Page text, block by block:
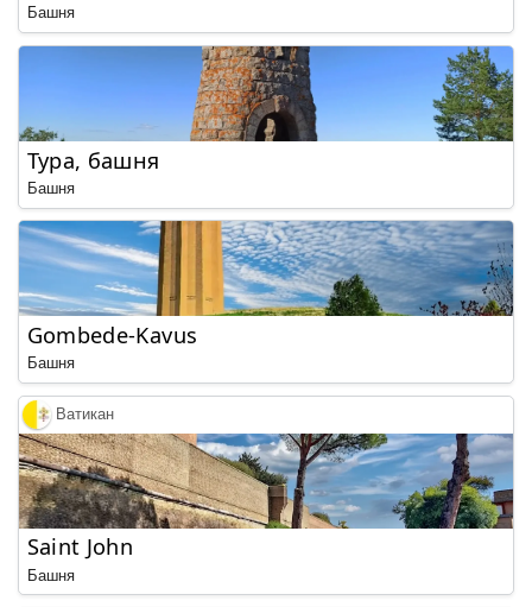
Башня
Тура, башня
Башня
Gombede-Kavus
Башня
Ватикан
Saint John
Башня